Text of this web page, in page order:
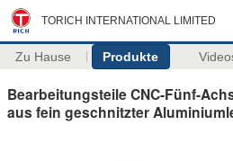
TORICH INTERNATIONAL LIMITED
Zu Hause Produkte
Bearbeitungsteile CNC-Fünf-
aus fein geschnitzter